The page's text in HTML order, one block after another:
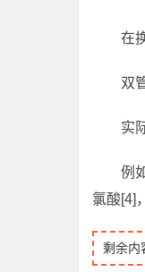
在
双
实
例
氯酸[4]
剩余内